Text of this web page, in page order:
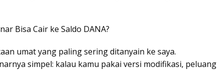
Bisa Cair ke Saldo DANA?
umat yang paling sering ditanyain ke saya.
simpel: kalau kamu pakai versi modifikasi, peluang